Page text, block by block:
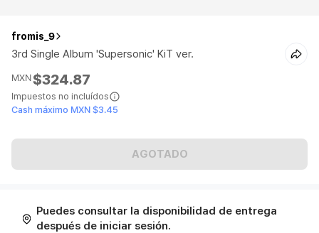
fromis_9
3rd Single Album 'Supersonic' KiT ver.
MXN$324.87
Impuestos no incluídos
Cash máximo MXN $3.45
AGOTADO
Puedes consultar la disponibilidad de entrega
después de iniciar sesión.